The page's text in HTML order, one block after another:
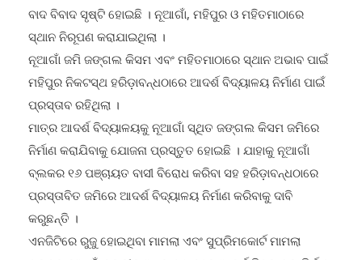
ସ୍ଥାନ ନିରୂପଣ କରାଯାଇଥିଲା ।
ନୂଆଗାଁ ଜମି ଜଙ୍ଗଲ କିସମ ଏବଂ ମହିତମାଠାରେ ସ୍ଥାନ ଅଭାବ ପାଇଁ
ମହିପୁର ନିକଟସ୍ଥ ହରିଡ଼ାବନ୍ଧଠାରେ ଆଦର୍ଶ ବିଦ୍ୟାଳୟ ନିର୍ମାଣ ପାଇଁ
ପ୍ରସ୍ତାବ ରହିଥିଲା ।
ମାତ୍ର ଆଦର୍ଶ ବିଦ୍ୟାଳୟକୁ ନୂଆଗାଁ ସ୍ଥିତ ଜଙ୍ଗଲ କିସମ ଜମିରେ
ନିର୍ମାଣ କରାଯିବାକୁ ଯୋଜନା ପ୍ରସ୍ତୁତ ହୋଇଛି । ଯାହାକୁ ନୂଆଗାଁ
ବ୍ଲକର ୧୬ ପଞ୍ଚାୟତ ବାସୀ ବିରୋଧ କରିବା ସହ ହରିଡ଼ାବନ୍ଧଠାରେ
ପ୍ରସ୍ତାବିତ ଜମିରେ ଆଦର୍ଶ ବିଦ୍ୟାଳୟ ନିର୍ମାଣ କରିବାକୁ ଦାବି
କରୁଛନ୍ତି ।
ଏନଜିଟିରେ ରୁଜୁ ହୋଇଥିବା ମାମଲା ଏବଂ ସୁପ୍ରିମକୋର୍ଟ ମାମଲା
ମୁତାବକ ନୂଆଗାଁ ବ୍ୟତୀତ ଅନ୍ୟ ସ୍ଥାନରେ ଆଦର୍ଶ ବିଦ୍ୟାଳୟ ନିର୍ମାଣ